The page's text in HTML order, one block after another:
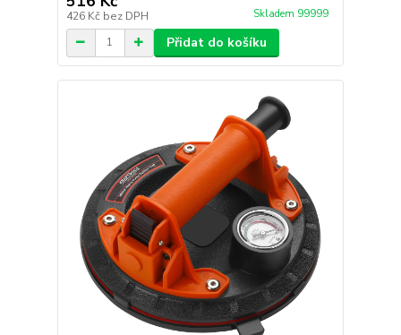
426 Kč bez DPH Skladem 99999
Přidat do košíku